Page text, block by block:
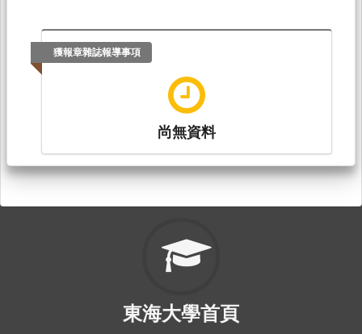
獲報章雜誌報導事項
尚無資料
東海大學首頁